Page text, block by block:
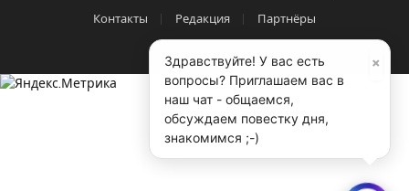
Контакты Редакция Партнёры
×
Здравствуйте! У вас есть
вопросы? Приглашаем вас в
наш чат - общаемся,
обсуждаем повестку дня,
знакомимся ;-)